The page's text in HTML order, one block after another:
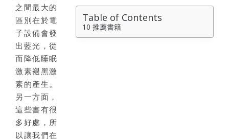
之間最大的
區別在於電
子設備會發
出藍光，從
而降低睡眠
激素褪黑激
素的產生。
另一方面，
這些書有很
多好處，所
以讓我們在
Table of Contents
10 推薦書籍